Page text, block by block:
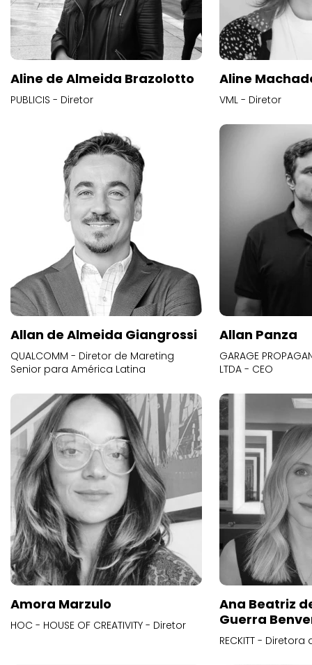
Aline de Almeida Brazolotto
PUBLICIS - Diretor
Aline
VML - Diretor
Allan de Almeida Giangrossi
QUALCOMM - Diretor de Mareting
Senior para América Latina
Allan Panza
GARAGE
LTDA - CEO
Amora Marzulo
HOC - HOUSE OF CREATIVITY - Diretor
Ana Beatriz
Guerra
RECKITT -